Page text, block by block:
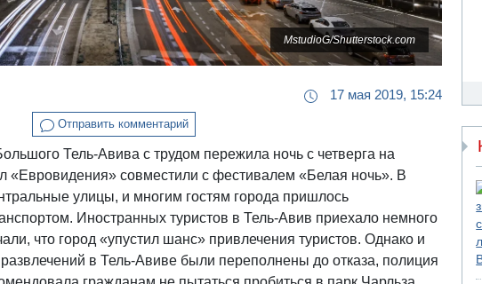
MstudioG/Shutterstock.com
17 мая 2019, 15:24
Отправить комментарий
Тель-Авива с трудом пережила ночь с четверга на
«Евровидения» совместили с фестивалем «Белая ночь». В
улицы, и многим гостям города пришлось
Иностранных туристов в Тель-Авив приехало немного
что город «упустил шанс» привлечения туристов. Однако и
в Тель-Авиве были переполнены до отказа, полиция